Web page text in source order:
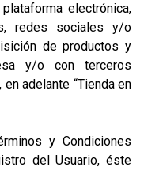
electrónica,
redes sociales y/o
de productos y
y/o con terceros
adelante “Tienda en
y Condiciones
del Usuario, éste